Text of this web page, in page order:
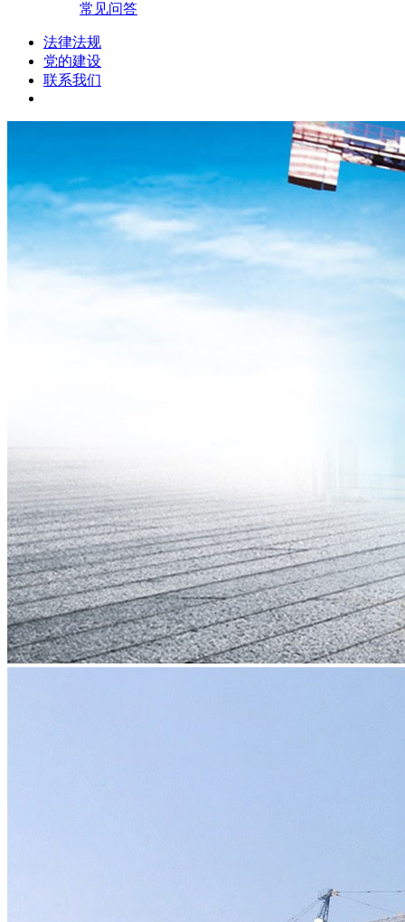
常见问答
法律法规
党的建设
联系我们